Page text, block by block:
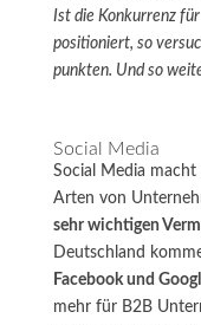
Ist die Konkurrenz
positioniert, so
punkten. Und so
Social Media
Social Media
Arten von
sehr wichtigen
Deutschland
Facebook und
mehr für B2B